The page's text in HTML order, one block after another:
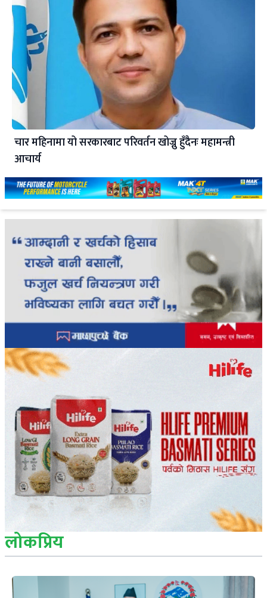
चार महिनामा यो सरकारबाट परिवर्तन खोज्नु हुँदैनः महामन्त्री
आचार्य
लोकप्रिय